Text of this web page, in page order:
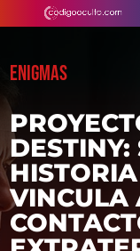
ENIGMAS
VINCULA